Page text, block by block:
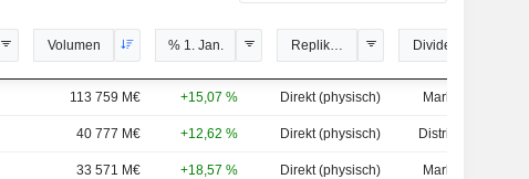
Volumen % 1. Jan. ReplikationsmethodeDividenden-Politik
113 759 M€ +15,07 % Direkt (physisch) Marktwert
40 777 M€ +12,62 % Direkt (physisch) Distribution
33 571 M€ +18,57 % Direkt (physisch) Marktwert